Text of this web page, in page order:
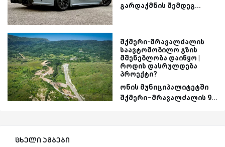
გარდაქმნის შემდეგ...
შქმერი-მრავალძალის
საავტომობილო გზის
მშენებლობა დაიწყო |
როდის დასრულდება
პროექტი?
ონის მუნიციპალიტეტში
შქმერი–მრავალძალის 9...
ცხელი ამბები